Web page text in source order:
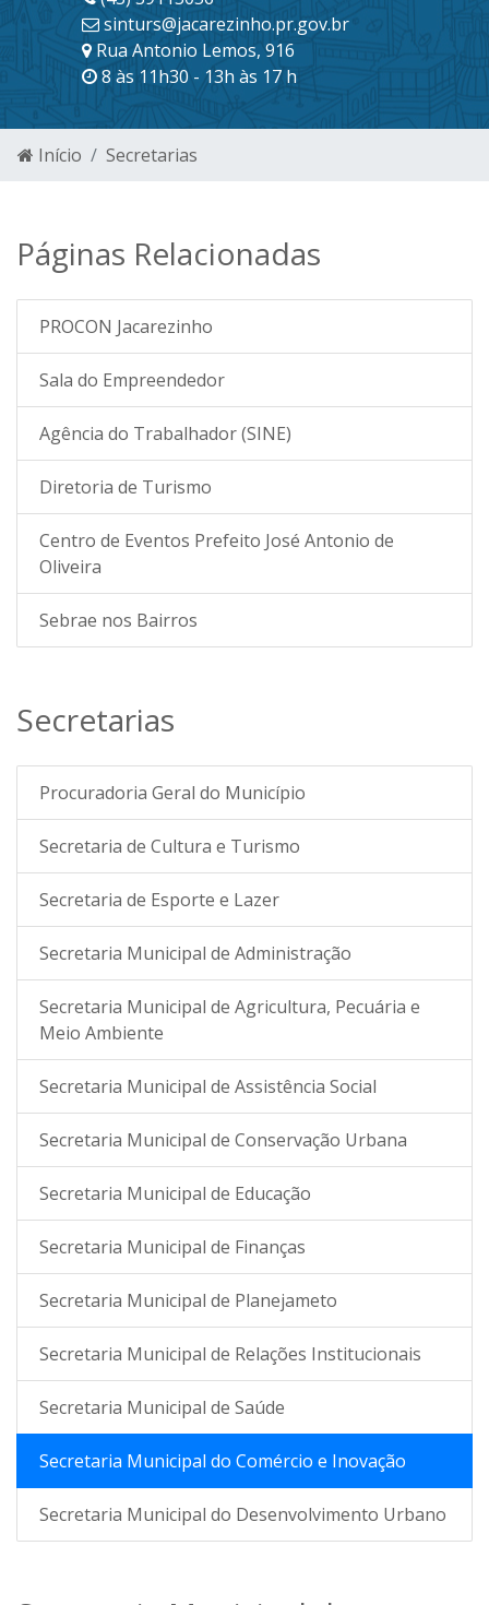
sinturs@jacarezinho.pr.gov.br
Rua Antonio Lemos, 916
8 às 11h30 - 13h às 17 h
Início Secretarias
Páginas Relacionadas
PROCON Jacarezinho
Sala do Empreendedor
Agência do Trabalhador (SINE)
Diretoria de Turismo
Centro de Eventos Prefeito José Antonio de
Oliveira
Sebrae nos Bairros
Secretarias
Procuradoria Geral do Município
Secretaria de Cultura e Turismo
Secretaria de Esporte e Lazer
Secretaria Municipal de Administração
Secretaria Municipal de Agricultura, Pecuária e
Meio Ambiente
Secretaria Municipal de Assistência Social
Secretaria Municipal de Conservação Urbana
Secretaria Municipal de Educação
Secretaria Municipal de Finanças
Secretaria Municipal de Planejameto
Secretaria Municipal de Relações Institucionais
Secretaria Municipal de Saúde
Secretaria Municipal do Comércio e Inovação
Secretaria Municipal do Desenvolvimento Urbano